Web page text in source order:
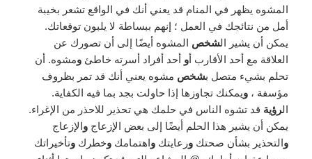
المشوه يظهر في المنام قد يعني أنك في الواقع تشعر بخيبة
أمل من نتائجك في العمل ؛ إنهم ببساطة لا يلبون توقعاتك.
يمكن أن يشير الشخص المشوه أيضًا إلى أن تصورك عن
العلاقة مع أحد الأقارب أو أحد أفراد أسرته خاطئومشوه. أن
تحلم بشيء متصل بشخص مشوه يعني أنك قد تمر بظروف
مؤسفة ،ويمكنك تجاوزها إذا حاولت بجد بما فيه الكفاية.
الرؤية قد تشوه الناس في حلمك هي تحذير للاحذر من الإغراء.
يمكن أن يشير هذا الحلم أيضًا إلى بعض الإزعاجوالإزعاج
والتحذير بشأن صحتكورعايتكواهتمامكوخطركوتأخيراتك